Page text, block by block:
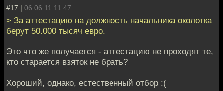
#17 | 06.06.11 11:47
> За аттестацию на должность начальника околотка
берут 50.000 тысяч евро.
Это что же получается - аттестацию не проходят те,
кто старается взяток не брать?
Хороший, однако, естественный отбор :(